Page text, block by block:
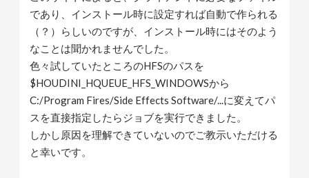
であり、インストール時に設定すれば自動で作られる
（？）らしいのですが、インストール時にはそのよう
なことは聞かれませんでした。
色々試していたところのHFSのパスを
$HOUDINI_HQUEUE_HFS_WINDOWSから
C:/Program Fires/Side Effects Software/...に変えてパ
スを直接指定したらジョブを実行できました。
しかし原因を理解できていないのでご教示いただける
と幸いです。